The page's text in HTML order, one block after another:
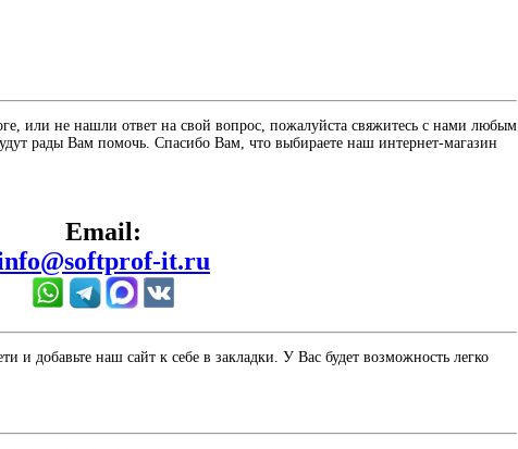
или не нашли ответ на свой вопрос, пожалуйста свяжитесь с нами любым
рады Вам помочь. Спасибо Вам, что выбираете наш интернет-магазин
Email:
it.ru
и добавьте наш сайт к себе в закладки. У Вас будет возможность легко